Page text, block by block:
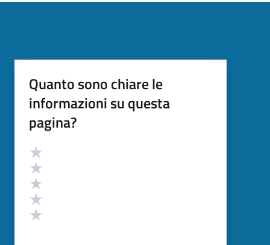
Quanto sono chiare le
informazioni su questa
pagina?
Valutazione